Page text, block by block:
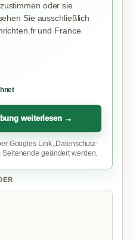
oder sie
Sie ausschließlich
und France
weiterlesen →
Googles Link „Datenschutz-
geändert werden.